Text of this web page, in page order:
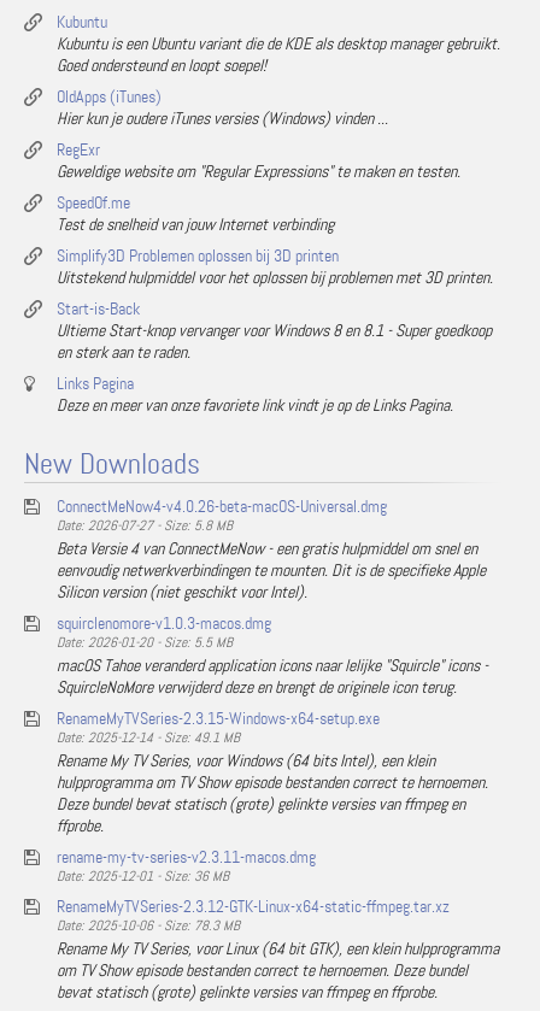
Kubuntu
Kubuntu is een Ubuntu variant die de KDE als desktop manager gebruikt.
Goed ondersteund en loopt soepel!
OldApps (iTunes)
Hier kun je oudere iTunes versies (Windows) vinden ...
RegExr
Geweldige website om "Regular Expressions" te maken en testen.
SpeedOf.me
Test de snelheid van jouw Internet verbinding
Simplify3D Problemen oplossen bij 3D printen
Uitstekend hulpmiddel voor het oplossen bij problemen met 3D printen.
Start-is-Back
Ultieme Start-knop vervanger voor Windows 8 en 8.1 - Super goedkoop
en sterk aan te raden.
Links Pagina
Deze en meer van onze favoriete link vindt je op de Links Pagina.
New Downloads
ConnectMeNow4-v4.0.26-beta-macOS-Universal.dmg
Date: 2026-07-27 - Size: 5.8 MB
Beta Versie 4 van ConnectMeNow - een gratis hulpmiddel om snel en
eenvoudig netwerkverbindingen te mounten. Dit is de specifieke Apple
Silicon version (niet geschikt voor Intel).
squirclenomore-v1.0.3-macos.dmg
Date: 2026-01-20 - Size: 5.5 MB
macOS Tahoe veranderd application icons naar lelijke "Squircle" icons -
SquircleNoMore verwijderd deze en brengt de originele icon terug.
RenameMyTVSeries-2.3.15-Windows-x64-setup.exe
Date: 2025-12-14 - Size: 49.1 MB
Rename My TV Series, voor Windows (64 bits Intel), een klein
hulpprogramma om TV Show episode bestanden correct te hernoemen.
Deze bundel bevat statisch (grote) gelinkte versies van ffmpeg en
ffprobe.
rename-my-tv-series-v2.3.11-macos.dmg
Date: 2025-12-01 - Size: 36 MB
RenameMyTVSeries-2.3.12-GTK-Linux-x64-static-ffmpeg.tar.xz
Date: 2025-10-06 - Size: 78.3 MB
Rename My TV Series, voor Linux (64 bit GTK), een klein hulpprogramma
om TV Show episode bestanden correct te hernoemen. Deze bundel
bevat statisch (grote) gelinkte versies van ffmpeg en ffprobe.